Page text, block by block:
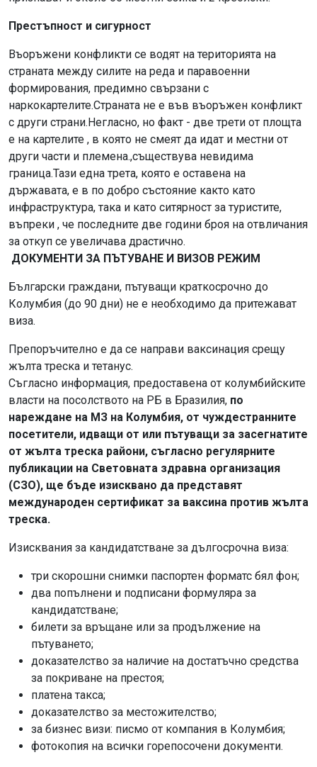
Престъпност и сигурност
Въоръжени конфликти се водят на територията на
страната между силите на реда и паравоенни
формирования, предимно свързани с
наркокартелите.Страната не е във въоръжен конфликт
с други страни.Негласно, но факт - две трети от площта
е на картелите , в която не смеят да идат и местни от
други части и племена.,съществува невидима
граница.Тази една трета, която е оставена на
държавата, е в по добро състояние както като
инфраструктура, така и като ситярност за туристите,
въпреки , че последните две години броя на отвличания
за откуп се увеличава драстично.
ДОКУМЕНТИ ЗА ПЪТУВАНЕ И ВИЗОВ РЕЖИМ
Български граждани, пътуващи краткосрочно до
Колумбия (до 90 дни) не е необходимо да притежават
виза.
Препоръчително е да се направи ваксинация срещу
жълта треска и тетанус.
Съгласно информация, предоставена от колумбийските
власти на посолството на РБ в Бразилия, по
нареждане на МЗ на Колумбия, от чуждестранните
посетители, идващи от или пътуващи за засегнатите
от жълта треска райони, съгласно регулярните
публикации на Световната здравна организация
(СЗО), ще бъде изисквано да представят
международен сертификат за ваксина против жълта
треска.
Изисквания за кандидатстване за дългосрочна виза:
три скорошни снимки паспортен форматс бял фон;
два попълнени и подписани формуляра за
кандидатстване;
билети за връщане или за продължение на
пътуването;
доказателство за наличие на достатъчно средства
за покриване на престоя;
платена такса;
доказателство за местожителство;
за бизнес визи: писмо от компания в Колумбия;
фотокопия на всички горепосочени документи.